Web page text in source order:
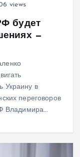
views
будет
—
Украину в
переговоров
Владимира…